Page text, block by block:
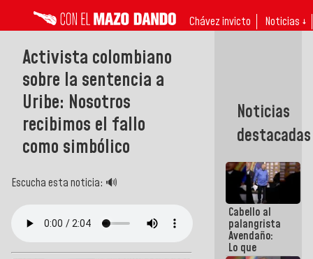
Chávez invicto Noticias ↓
Activista colombiano
sobre la sentencia a
Uribe: Nosotros
recibimos el fallo
como simbólico
Escucha esta noticia: 🔊
Noticias
destacadas
Cabello al
palangrista
Avendaño:
Lo que